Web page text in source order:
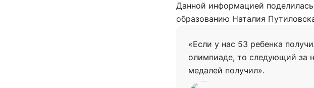
Данной информацией
образованию Наталия
«Если у нас 53 ребенка
олимпиаде, то следующий за
медалей получил».